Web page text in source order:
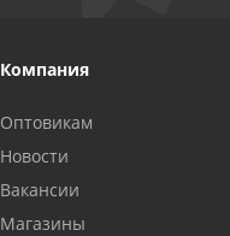
8 927 009 54 63
Саратов, ул. Танкистов,
Компания
Оптовикам
Новости
Вакансии
Магазины